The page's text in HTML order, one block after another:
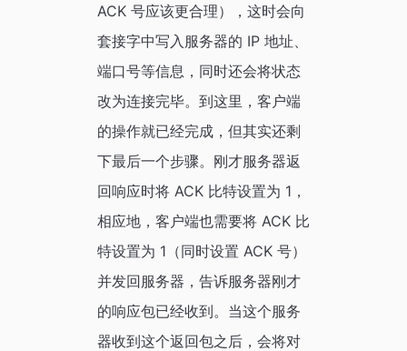
ACK 号应该更合理），这时会向
套接字中写入服务器的 IP 地址、
端口号等信息，同时还会将状态
改为连接完毕。到这里，客户端
的操作就已经完成，但其实还剩
下最后一个步骤。刚才服务器返
回响应时将 ACK 比特设置为 1，
相应地，客户端也需要将 ACK 比
特设置为 1（同时设置 ACK 号）
并发回服务器，告诉服务器刚才
的响应包已经收到。当这个服务
器收到这个返回包之后，会将对